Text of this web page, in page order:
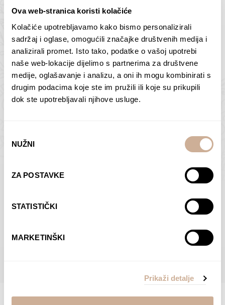
Ova web-stranica koristi kolačiće
Kolačiće upotrebljavamo kako bismo personalizirali
sadržaj i oglase, omogućili značajke društvenih medija i
analizirali promet. Isto tako, podatke o vašoj upotrebi
naše web-lokacije dijelimo s partnerima za društvene
medije, oglašavanje i analizu, a oni ih mogu kombinirati s
drugim podacima koje ste im pružili ili koje su prikupili
dok ste upotrebljavali njihove usluge.
pristanka
NUŽNI
ZA POSTAVKE
STATISTIČKI
MARKETINŠKI
Prikaži detalje
Butan – ljudi 2
75,00€ – 138,00€Raspon
cijena:
od
75,00 €
138,00 €
ODABERI OPCIJE
Antarktika – krajolik
2
75,00€ – 138,00€Raspon
cijena:
od
ODABERI OPCIJE
Dolac
ODABERI OPCIJE
Moreškanti – sjena
€Raspon
od
75,00 €
do
138,00 €
ODABERI OPCIJE
POGLEDAJTE SVE PROIZVODE U OVOJ KATEGORIJI